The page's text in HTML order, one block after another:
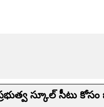
స్కూల్‌ సీటు